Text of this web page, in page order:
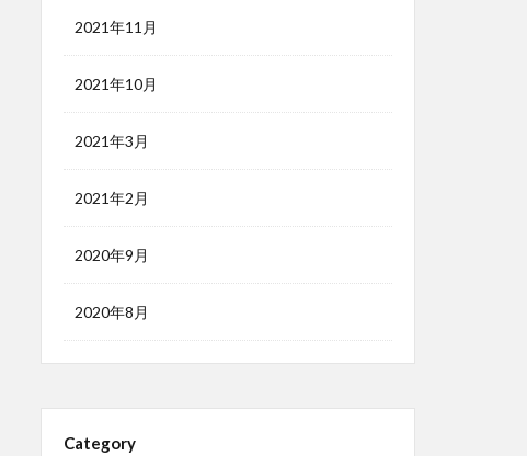
2021年11月
2021年10月
2021年3月
2021年2月
2020年9月
2020年8月
Category